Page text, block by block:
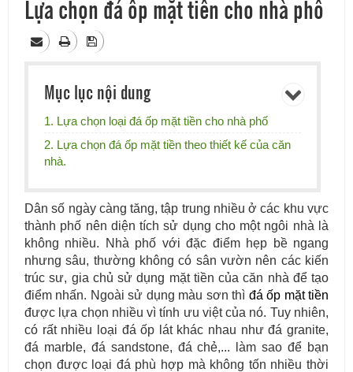
Lựa chọn đá ốp mặt tiền cho nhà phố
Mục lục nội dung
1. Lựa chọn loại đá ốp mặt tiền cho nhà phố
2. Lựa chọn đá ốp mặt tiền theo thiết kế của căn
nhà.
Dân số ngày càng tăng, tập trung nhiều ở các khu vực
thành phố nên diện tích sử dụng cho một ngôi nhà là
không nhiều. Nhà phố với đặc điểm hẹp bề ngang
nhưng sâu, thường không có sân vườn nên các kiến
trúc sư, gia chủ sử dụng mặt tiền của căn nhà để tạo
điểm nhấn. Ngoài sử dụng màu sơn thì đá ốp mặt tiền
được lựa chọn nhiều vì tính ưu việt của nó. Tuy nhiên,
có rất nhiều loại đá ốp lát khác nhau như đá granite,
đá marble, đá sandstone, đá chẻ,... làm sao để bạn
chọn được loại đá phù hợp mà không tốn nhiều thời